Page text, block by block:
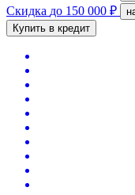
Скидка до 150 000 ₽
Купить в кредит